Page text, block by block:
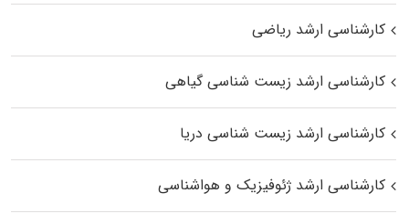
کارشناسی ارشد ریاضی
کارشناسی ارشد زیست‌ شناسی گیاهی
کارشناسی ارشد زیست‌ شناسی دریا
کارشناسی ارشد ژئوفیزیک و هواشناسی